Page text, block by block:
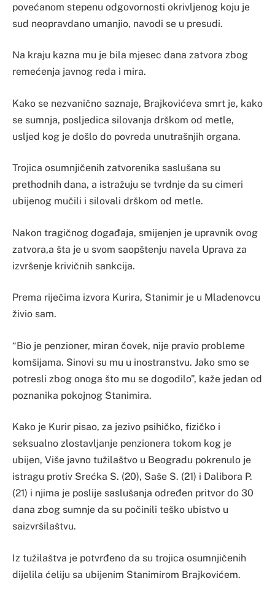
povećanom stepenu odgovornosti okrivljenog koju je
sud neopravdano umanjio, navodi se u presudi.
Na kraju kazna mu je bila mjesec dana zatvora zbog
remećenja javnog reda i mira.
Kako se nezvanično saznaje, Brajkovićeva smrt je, kako
se sumnja, posljedica silovanja drškom od metle,
usljed kog je došlo do povreda unutrašnjih organa.
Trojica osumnjičenih zatvorenika saslušana su
prethodnih dana, a istražuju se tvrdnje da su cimeri
ubijenog mučili i silovali drškom od metle.
Nakon tragičnog događaja, smijenjen je upravnik ovog
zatvora,a šta je u svom saopštenju navela Uprava za
izvršenje krivičnih sankcija.
Prema riječima izvora Kurira, Stanimir je u Mladenovcu
živio sam.
“Bio je penzioner, miran čovek, nije pravio probleme
komšijama. Sinovi su mu u inostranstvu. Jako smo se
potresli zbog onoga što mu se dogodilo”, kaže jedan od
poznanika pokojnog Stanimira.
Kako je Kurir pisao, za jezivo psihičko, fizičko i
seksualno zlostavljanje penzionera tokom kog je
ubijen, Više javno tužilaštvo u Beogradu pokrenulo je
istragu protiv Srećka S. (20), Saše S. (21) i Dalibora P.
(21) i njima je poslije saslušanja određen pritvor do 30
dana zbog sumnje da su počinili teško ubistvo u
saizvršilaštvu.
Iz tužilaštva je potvrđeno da su trojica osumnjičenih
dijelila ćeliju sa ubijenim Stanimirom Brajkovićem.